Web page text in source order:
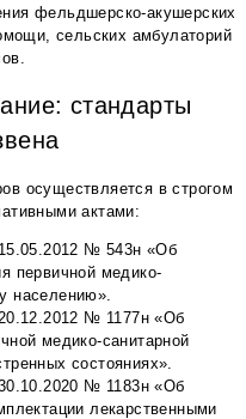
фельдшерско-акушерских
сельских амбулаторий
стандарты
осуществляется в строгом
актами:
№ 543н «Об
первичной медико-
населению».
№ 1177н «Об
медико-санитарной
состояниях».
№ 1183н «Об
лекарственными